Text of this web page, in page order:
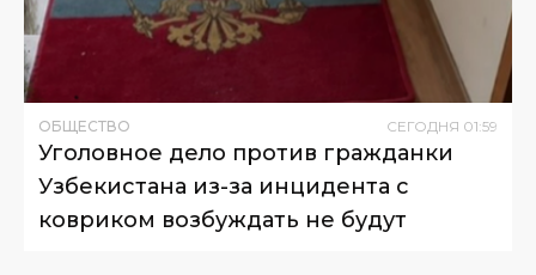
ОБЩЕСТВО СЕГОДНЯ 01:59
Уголовное дело против гражданки
Узбекистана из-за инцидента с
ковриком возбуждать не будут